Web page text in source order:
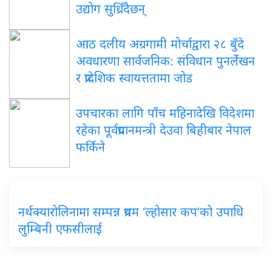
उद्योग सुध्रिँदैछन्
आठ दलीय अग्रगामी मोर्चाद्वारा २८ बुँदे
अवधारणा सार्वजनिक: संविधान पुनर्लेखन
र प्रादेशिक स्वायत्ततामा जोड
उपचारका लागि पाँच महिनादेखि विदेशमा
रहेका पूर्वप्रधानमन्त्री देउवा बिहीबार नेपाल
फर्किने
नर्थक्यारोलिनामा सम्पन्न प्रथम ‘ल्होसार कप’को उपाधि
लुम्बिनी एफसीलाई